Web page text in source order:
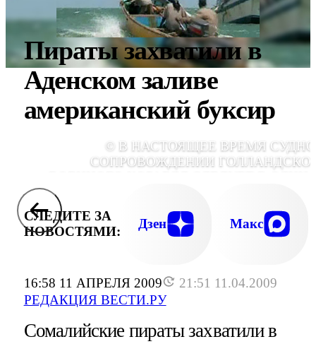
16:58 11 АПРЕЛЯ 2009
21:51 11.04.2009
РЕДАКЦИЯ ВЕСТИ.РУ
Пираты захватили в
Аденском заливе
американский буксир
© В НАСТОЯЩЕЕ ВРЕМЯ
СОПРОВОЖДЕНИИ
СЛЕДИТЕ ЗА
НОВОСТЯМИ:
Дзен Макс
Сомалийские пираты захватили в